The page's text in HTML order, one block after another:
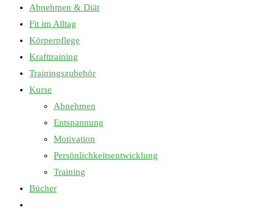
Abnehmen & Diät
Fit im Alltag
Körperpflege
Krafttraining
Trainingszubehör
Kurse
Abnehmen
Entspannung
Motivation
Persönlichkeitsentwicklung
Training
Bücher